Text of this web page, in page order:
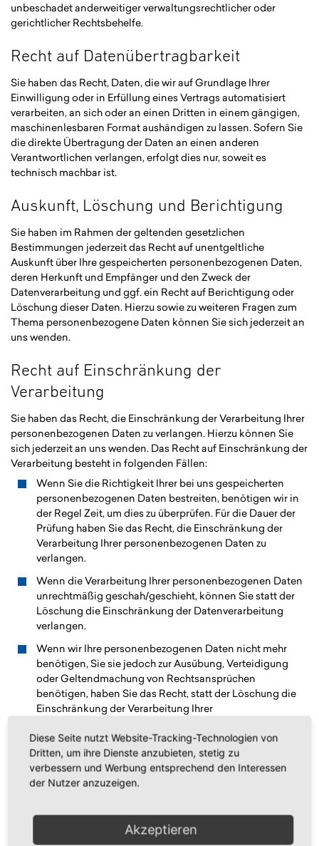
unbeschadet anderweitiger verwaltungsrechtlicher oder
gerichtlicher Rechtsbehelfe.
Recht auf Daten­übertrag­barkeit
Sie haben das Recht, Daten, die wir auf Grundlage Ihrer
Einwilligung oder in Erfüllung eines Vertrags automatisiert
verarbeiten, an sich oder an einen Dritten in einem gängigen,
maschinenlesbaren Format aushändigen zu lassen. Sofern Sie
die direkte Übertragung der Daten an einen anderen
Verantwortlichen verlangen, erfolgt dies nur, soweit es
technisch machbar ist.
Auskunft, Löschung und Berichtigung
Sie haben im Rahmen der geltenden gesetzlichen
Bestimmungen jederzeit das Recht auf unentgeltliche
Auskunft über Ihre gespeicherten personenbezogenen Daten,
deren Herkunft und Empfänger und den Zweck der
Datenverarbeitung und ggf. ein Recht auf Berichtigung oder
Löschung dieser Daten. Hierzu sowie zu weiteren Fragen zum
Thema personenbezogene Daten können Sie sich jederzeit an
uns wenden.
Recht auf Einschränkung der
Verarbeitung
Sie haben das Recht, die Einschränkung der Verarbeitung Ihrer
personenbezogenen Daten zu verlangen. Hierzu können Sie
sich jederzeit an uns wenden. Das Recht auf Einschränkung der
Verarbeitung besteht in folgenden Fällen:
Wenn Sie die Richtigkeit Ihrer bei uns gespeicherten
personenbezogenen Daten bestreiten, benötigen wir in
der Regel Zeit, um dies zu überprüfen. Für die Dauer der
Prüfung haben Sie das Recht, die Einschränkung der
Verarbeitung Ihrer personenbezogenen Daten zu
verlangen.
Wenn die Verarbeitung Ihrer personenbezogenen Daten
unrechtmäßig geschah/geschieht, können Sie statt der
Löschung die Einschränkung der Datenverarbeitung
verlangen.
Wenn wir Ihre personenbezogenen Daten nicht mehr
benötigen, Sie sie jedoch zur Ausübung, Verteidigung
oder Geltendmachung von Rechtsansprüchen
benötigen, haben Sie das Recht, statt der Löschung die
Einschränkung der Verarbeitung Ihrer
Wenn Sie einen Widerspruch nach Art. 21 Abs. 1 DSGVO
eingelegt haben, muss eine Abwägung zwischen Ihren
und unseren Interessen vorgenommen werden. Solange
noch nicht feststeht, wessen Interessen überwiegen,
Verarbeitung Ihrer personenbezogenen Daten zu
Diese Seite nutzt Website-Tracking-Technologien von
Dritten, um ihre Dienste anzubieten, stetig zu
verbessern und Werbung entsprechend den Interessen
der Nutzer anzuzeigen.
Akzeptieren